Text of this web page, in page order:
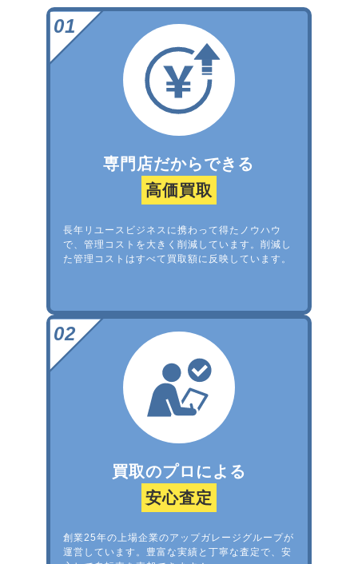
専門店だからできる
高価買取
長年リユースビジネスに携わって得たノウハウ
で、管理コストを大きく削減しています。削減し
た管理コストはすべて買取額に反映しています。
買取のプロによる
安心査定
創業25年の上場企業のアップガレージグループが
運営しています。豊富な実績と丁寧な査定で、安